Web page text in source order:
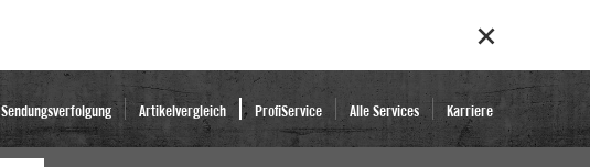
Sendungsverfolgung Artikelvergleich ProfiService Alle Services Karriere